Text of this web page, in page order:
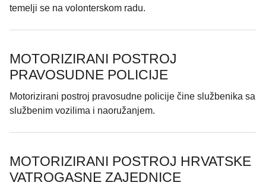
temelji se na volonterskom radu.
MOTORIZIRANI POSTROJ
PRAVOSUDNE POLICIJE
Motorizirani postroj pravosudne policije čine službenika sa
službenim vozilima i naoružanjem.
MOTORIZIRANI POSTROJ HRVATSKE
VATROGASNE ZAJEDNICE